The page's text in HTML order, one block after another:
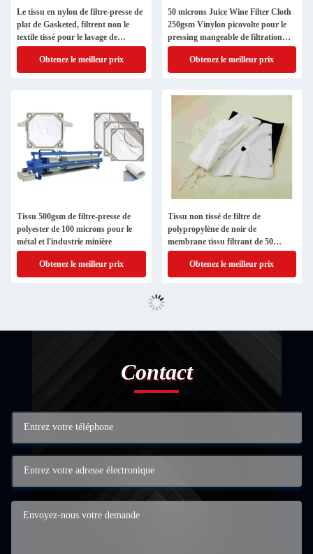
Le tissu en nylon de filtre-presse de
plat de Gasketed, filtrent non le
textile tissé pour le lavage de
charbon
Obtenez le meilleur prix
50 microns Juice Wine Filter Cloth
250gsm Vinylon picovolte pour le
pressing mangeable de filtration
d'huile
Obtenez le meilleur prix
Tissu 500gsm de filtre-presse de
polyester de 100 microns pour le
métal et l'industrie minière
Obtenez le meilleur prix
Tissu non tissé de filtre de
polypropylène de noir de
membrane tissu filtrant de 50
microns
Obtenez le meilleur prix
Contact